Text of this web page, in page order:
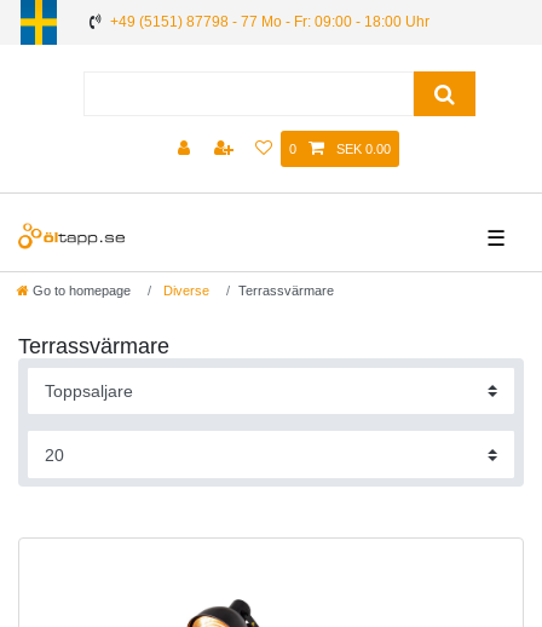
+49 (5151) 87798 - 77 Mo - Fr: 09:00 - 18:00 Uhr
0 SEK 0.00
☰
Go to homepage Diverse Terrassvärmare
Terrassvärmare